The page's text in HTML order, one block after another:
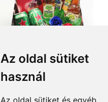
Az oldal sütiket
használ
Az oldal sütiket és egyéb
from HUF17,000